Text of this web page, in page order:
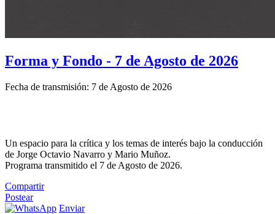
Forma y Fondo - 7 de Agosto de 2026
Fecha de transmisión: 7 de Agosto de 2026
Un espacio para la crítica y los temas de interés bajo la conducción
de Jorge Octavio Navarro y Mario Muñoz.
Programa transmitido el 7 de Agosto de 2026.
Compartir
Postear
Enviar